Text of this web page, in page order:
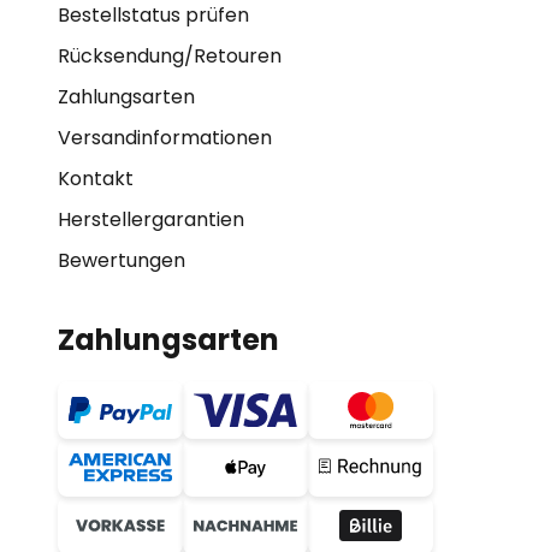
Bestellstatus prüfen
Rücksendung/Retouren
Zahlungsarten
Versandinformationen
Kontakt
Herstellergarantien
Bewertungen
Zahlungsarten